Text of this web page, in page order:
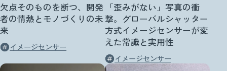
欠点そのものを断つ、開発
者の情熱とモノづくりの未
来
イメージセンサー
「歪みがない」写真の衝
撃。グローバルシャッター
方式イメージセンサーが変
えた常識と実用性
イメージセンサー